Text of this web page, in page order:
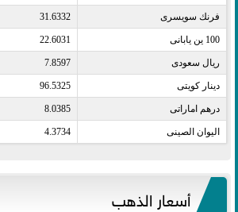
فرنك سويسرى​ 31.6332
100 ين يابانى​ 22.6031
ريال سعودى​ 7.8597
دينار كويتى​ 96.5325
درهم اماراتى​ 8.0385
اليوان الصينى​ 4.3734
أسعار الذهب